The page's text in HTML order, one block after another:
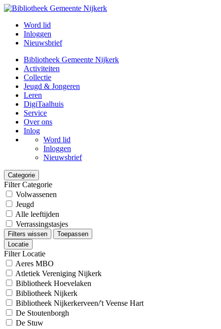
Word lid
Inloggen
Nieuwsbrief
Bibliotheek Gemeente Nijkerk
Activiteiten
Collectie
Jeugd & Jongeren
Leren
DigiTaalhuis
Service
Over ons
Inlog
Word lid
Inloggen
Nieuwsbrief
Categorie
Filter Categorie
Volwassenen
Jeugd
Alle leeftijden
Verrassingstasjes
Filters wissen
Toepassen
Locatie
Filter Locatie
Aeres MBO
Atletiek Vereniging Nijkerk
Bibliotheek Hoevelaken
Bibliotheek Nijkerk
Bibliotheek Nijkerkerveen/'t Veense Hart
De Stoutenborgh
De Stuw